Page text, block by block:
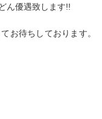
ん優遇致します!!
お待ちしております。